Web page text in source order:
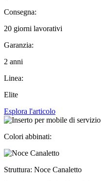
Consegna:
20 giorni lavorativi
Garanzia:
2 anni
Linea:
Elite
Esplora l'articolo
Colori abbinati:
Struttura: Noce Canaletto